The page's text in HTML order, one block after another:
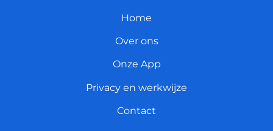
Home
Over ons
Onze App
Privacy en werkwijze
Contact